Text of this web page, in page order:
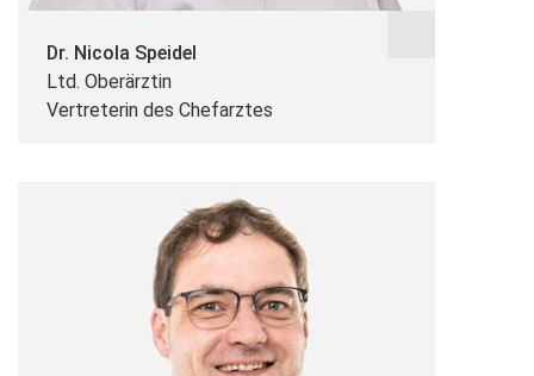
Dr. Nicola Speidel
Ltd. Oberärztin
Vertreterin des Chefarztes